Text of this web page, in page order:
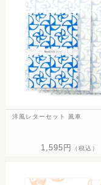
洋風レターセット 風車
1,595円 （税込）